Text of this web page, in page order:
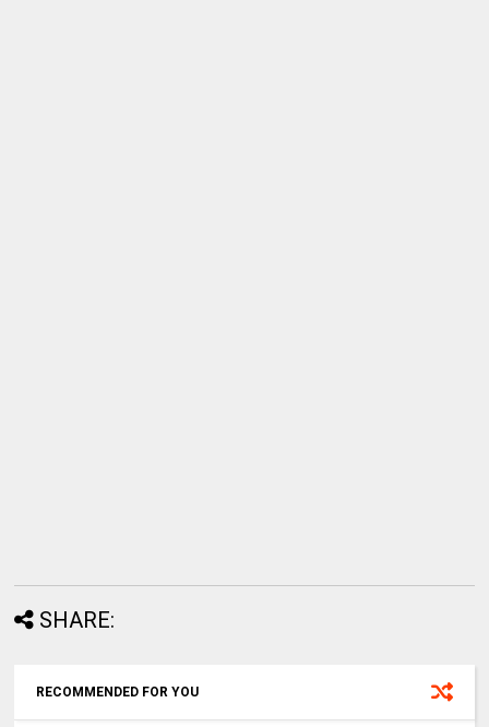
SHARE:
RECOMMENDED FOR YOU